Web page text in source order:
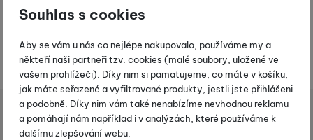
Souhlas s cookies
Aby se vám u nás co nejlépe nakupovalo, používáme my a
někteří naši partneři tzv. cookies (malé soubory, uložené ve
vašem prohlížeči). Díky nim si pamatujeme, co máte v košíku,
jak máte seřazené a vyfiltrované produkty, jestli jste přihlášeni
a podobně. Díky nim vám také nenabízíme nevhodnou reklamu
a pomáhají nám například i v analýzách, které používáme k
dalšímu zlepšování webu.
Shopio demo
vybavení Stoupací pásy K2 Trim To Fit Skins 125 mm